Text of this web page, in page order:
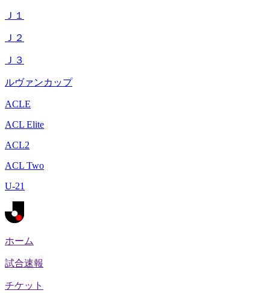
Ｊ１
Ｊ２
Ｊ３
ルヴァンカップ
ACLE
ACL Elite
ACL2
ACL Two
U-21
ホーム
試合速報
チケット